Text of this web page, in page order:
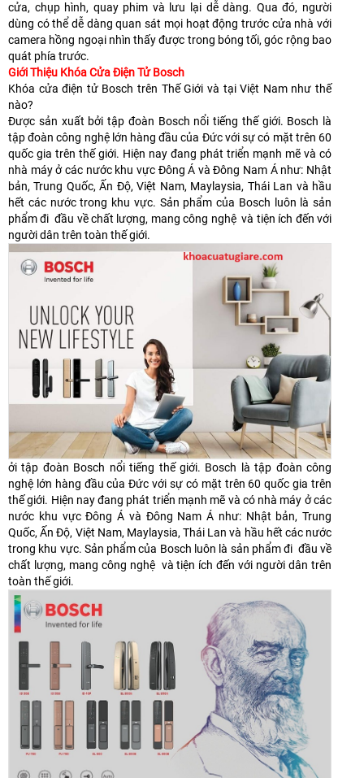
cửa, chụp hình, quay phim và lưu lại dễ dàng. Qua đó, người
dùng có thể dễ dàng quan sát mọi hoạt động trước cửa nhà với
camera hồng ngoại nhìn thấy được trong bóng tối, góc rộng bao
quát phía trước.
Giới Thiệu Khóa Cửa Điện Tử Bosch
Khóa cửa điện tử Bosch trên Thế Giới và tại Việt Nam như thế
nào?
Được sản xuất bởi tập đoàn Bosch nổi tiếng thế giới. Bosch là
tập đoàn công nghệ lớn hàng đầu của Đức với sự có mặt trên 60
quốc gia trên thế giới. Hiện nay đang phát triển mạnh mẽ và có
nhà máy ở các nước khu vực Đông Á và Đông Nam Á như: Nhật
bản, Trung Quốc, Ấn Độ, Việt Nam, Maylaysia, Thái Lan và hầu
hết các nước trong khu vực. Sản phẩm của Bosch luôn là sản
phẩm đi đầu về chất lượng, mang công nghệ và tiện ích đến với
người dân trên toàn thế giới.
ởi tập đoàn Bosch nổi tiếng thế giới. Bosch là tập đoàn công
nghệ lớn hàng đầu của Đức với sự có mặt trên 60 quốc gia trên
thế giới. Hiện nay đang phát triển mạnh mẽ và có nhà máy ở các
nước khu vực Đông Á và Đông Nam Á như: Nhật bản, Trung
Quốc, Ấn Độ, Việt Nam, Maylaysia, Thái Lan và hầu hết các nước
trong khu vực. Sản phẩm của Bosch luôn là sản phẩm đi đầu về
chất lượng, mang công nghệ và tiện ích đến với người dân trên
toàn thế giới.